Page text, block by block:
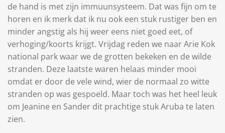
de hand is met zijn immuunsysteem. Dat was fijn om te
horen en ik merk dat ik nu ook een stuk rustiger ben en
minder angstig als hij weer eens niet goed eet, of
verhoging/koorts krijgt. Vrijdag reden we naar Arie Kok
national park waar we de grotten bekeken en de wilde
stranden. Deze laatste waren helaas minder mooi
omdat er door de vele wind, wier de normaal zo witte
stranden op was gespoeld. Maar toch was het heel leuk
om Jeanine en Sander dit prachtige stuk Aruba te laten
zien.